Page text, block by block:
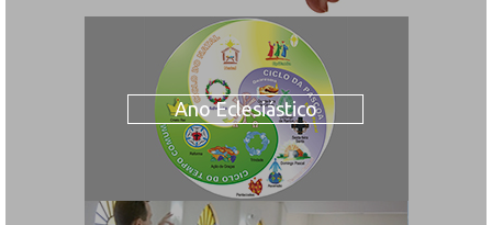
Ano Eclesiástico